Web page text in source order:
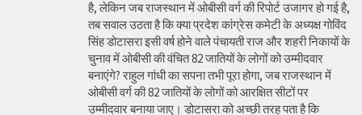
है, लेकिन जब राजस्थान में ओबीसी वर्ग की रिपोर्ट उजागर हो गई है,
तब सवाल उठता है कि क्या प्रदेश कांग्रेस कमेटी के अध्यक्ष गोविंद
सिंह डोटासरा इसी वर्ष होने वाले पंचायती राज और शहरी निकायों के
चुनाव में ओबीसी की वंचित 82 जातियों के लोगों को उम्मीदवार
बनाएंगे? राहुल गांधी का सपना तभी पूरा होगा, जब राजस्थान में
ओबीसी वर्ग की 82 जातियों के लोगों को आरक्षित सीटों पर
उम्मीदवार बनाया जाए। डोटासरा को अच्छी तरह पता है कि